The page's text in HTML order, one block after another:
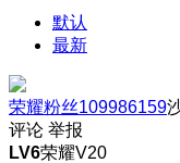
默认
最新
荣耀粉丝109986159
评论 举报
LV6荣耀V20